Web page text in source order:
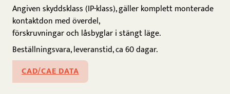
Angiven skyddsklass (IP-klass), gäller komplett monterade
kontaktdon med överdel,
förskruvningar och låsbyglar i stängt läge.
Beställningsvara, leveranstid, ca 60 dagar.
CAD/CAE DATA